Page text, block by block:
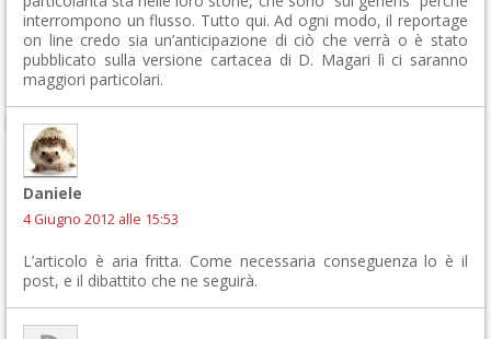
interrompono un flusso. Tutto qui. Ad ogni modo, il reportage
on line credo sia un’anticipazione di ciò che verrà o è stato
pubblicato sulla versione cartacea di D. Magari lì ci saranno
maggiori particolari.
Daniele
4 Giugno 2012 alle 15:53
L’articolo è aria fritta. Come necessaria conseguenza lo è il
post, e il dibattito che ne seguirà.